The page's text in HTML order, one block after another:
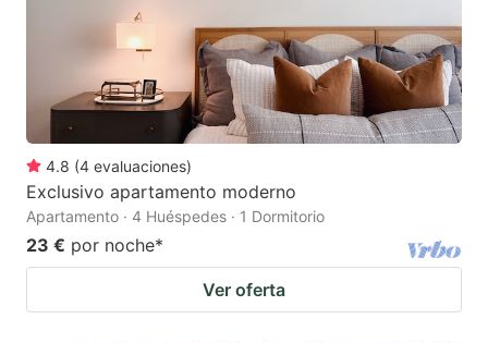
4.8 (4 evaluaciones)
Exclusivo apartamento moderno
Apartamento · 4 Huéspedes · 1 Dormitorio
23 € por noche*
Ver oferta